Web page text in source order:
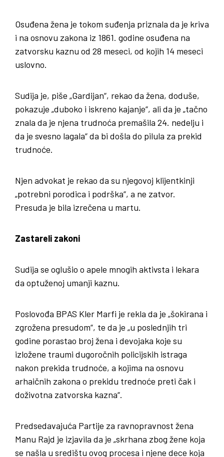
Osuđena žena je tokom suđenja priznala da je kriva
i na osnovu zakona iz 1861. godine osuđena na
zatvorsku kaznu od 28 meseci, od kojih 14 meseci
uslovno.
Sudija je, piše „Gardijan“, rekao da žena, doduše,
pokazuje „duboko i iskreno kajanje“, ali da je „tačno
znala da je njena trudnoća premašila 24. nedelju i
da je svesno lagala“ da bi došla do pilula za prekid
trudnoće.
Njen advokat je rekao da su njegovoj klijentkinji
„potrebni porodica i podrška“, a ne zatvor.
Presuda je bila izrečena u martu.
Zastareli zakoni
Sudija se oglušio o apele mnogih aktivsta i lekara
da optuženoj umanji kaznu.
Poslovođa BPAS Kler Marfi je rekla da je „šokirana i
zgrožena presudom“, te da je „u poslednjih tri
godine porastao broj žena i devojaka koje su
izložene traumi dugoročnih policijskih istraga
nakon prekida trudnoće, a kojima na osnovu
arhaičnih zakona o prekidu trednoće preti čak i
doživotna zatvorska kazna“.
Predsedavajuća Partije za ravnopravnost žena
Manu Rajd je izjavila da je „skrhana zbog žene koja
se našla u središtu ovog procesa i njene dece koja